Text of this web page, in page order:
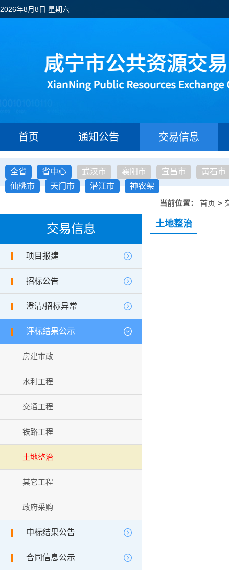
2026年8月8日 星期六
首页 通知公告 交易信息
全省 省中心 武汉市 襄阳市 宜昌市
黄石市
仙桃市
天门市 潜江市
神农架
当前位置： 首页 >
交易信息
项目报建
招标公告
澄清/招标异常
评标结果公示
房建市政
水利工程
交通工程
铁路工程
土地整治
其它工程
政府采购
中标结果公告
合同信息公示
土地整治